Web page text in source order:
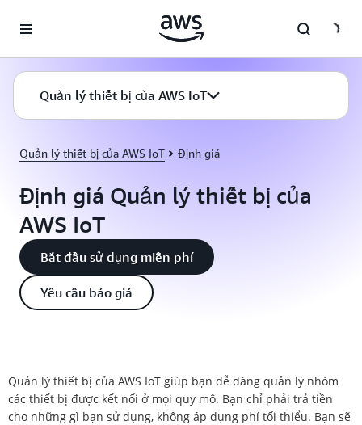
Quản lý thiết bị của AWS IoT
Quản lý thiết bị của AWS IoT Định giá
Định giá Quản lý thiết bị của
AWS IoT
Bắt đầu sử dụng miễn phí
Yêu cầu báo giá
Quản lý thiết bị của AWS IoT giúp bạn dễ dàng quản lý nhóm
các thiết bị được kết nối ở mọi quy mô. Bạn chỉ phải trả tiền
cho những gì bạn sử dụng, không áp dụng phí tối thiểu. Bạn sẽ